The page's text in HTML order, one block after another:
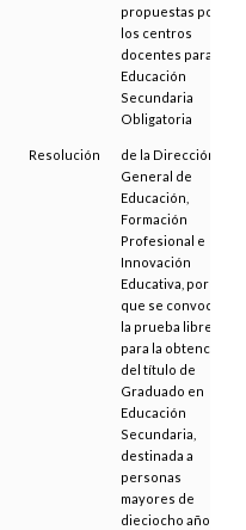
propuestas por
los centros
docentes para la
Educación
Secundaria
Obligatoria
Resolución
de la Dirección
General de
Educación,
Formación
Profesional e
Innovación
Educativa, por la
que se convoca
la prueba libre
para la obtención
del título de
Graduado en
Educación
Secundaria,
destinada a
personas
mayores de
dieciocho años,